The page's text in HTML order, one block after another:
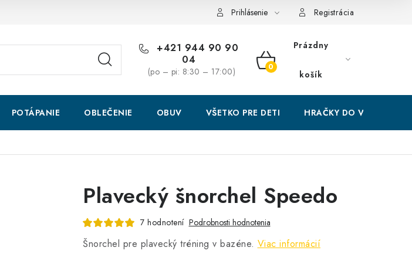
Prihlásenie Registrácia
+421 944 90 90
04
(po – pi: 8:30 – 17:00)
NÁKUPNÝ
Prázdny
košík
POTÁPANIE OBLEČENIE OBUV VŠETKO PRE DETI HRAČKY DO VODY
Plavecký šnorchel Speedo
7 hodnotení Podrobnosti hodnotenia
Šnorchel pre plavecký tréning v bazéne. Viac informácií